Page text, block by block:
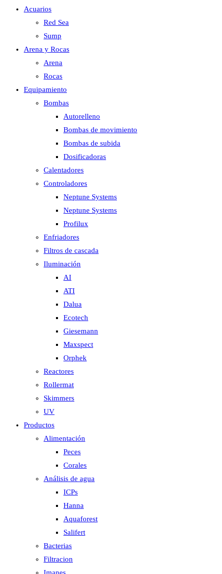
Acuarios
Red Sea
Sump
Arena y Rocas
Arena
Rocas
Equipamiento
Bombas
Autorelleno
Bombas de movimiento
Bombas de subida
Dosificadoras
Calentadores
Controladores
Neptune Systems
Neptune Systems
Profilux
Enfriadores
Filtros de cascada
Iluminación
AI
ATI
Dalua
Ecotech
Giesemann
Maxspect
Orphek
Reactores
Rollermat
Skimmers
UV
Productos
Alimentación
Peces
Corales
Análisis de agua
ICPs
Hanna
Aquaforest
Salifert
Bacterias
Filtracion